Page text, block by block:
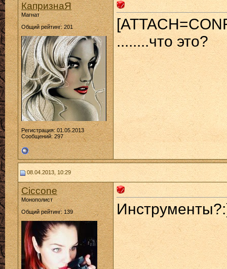
КапризнаЯ
Магнат
Общий рейтинг: 201
Регистрация: 01.05.2013
Сообщений: 297
........что это?
08.04.2013, 10:29
Ciccone
Монополист
Общий рейтинг: 139